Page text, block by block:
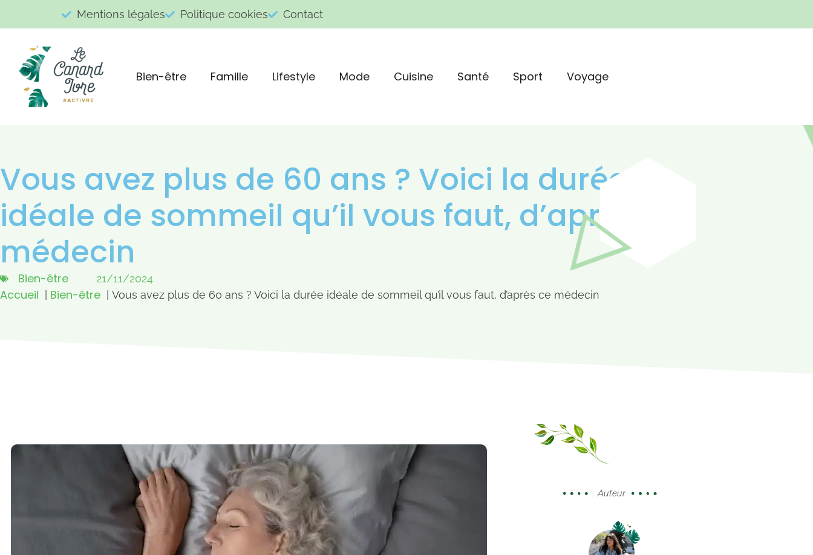
Mentions légales Politique cookies Contact
Bien-être Famille Lifestyle Mode Cuisine Santé Sport Voyage
Vous avez plus de 60 ans ? Voici la durée
idéale de sommeil qu’il vous faut, d’après ce
médecin
Bien-être 21/11/2024
Accueil Bien-être Vous avez plus de 60 ans ? Voici la durée idéale de sommeil qu’il vous faut, d’après ce médecin
Auteur